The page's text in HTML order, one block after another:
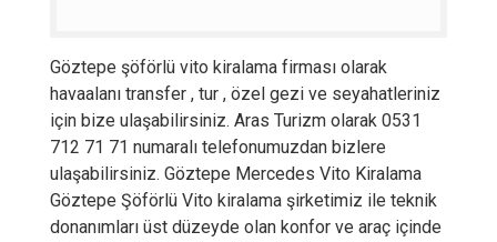
Göztepe şöförlü vito kiralama firması olarak
havaalanı transfer , tur , özel gezi ve seyahatleriniz
için bize ulaşabilirsiniz. Aras Turizm olarak 0531
712 71 71 numaralı telefonumuzdan bizlere
ulaşabilirsiniz. Göztepe Mercedes Vito Kiralama
Göztepe Şöförlü Vito kiralama şirketimiz ile teknik
donanımları üst düzeyde olan konfor ve araç içinde